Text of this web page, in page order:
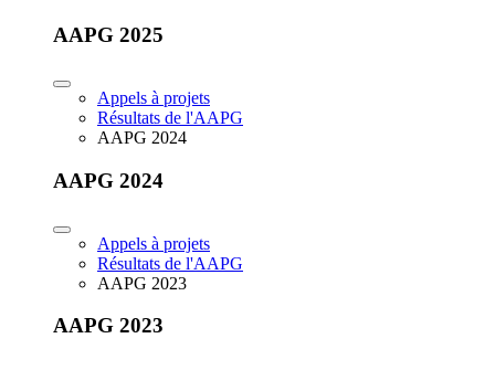
AAPG 2025
Appels à projets
Résultats de l'AAPG
AAPG 2024
AAPG 2024
Appels à projets
Résultats de l'AAPG
AAPG 2023
AAPG 2023